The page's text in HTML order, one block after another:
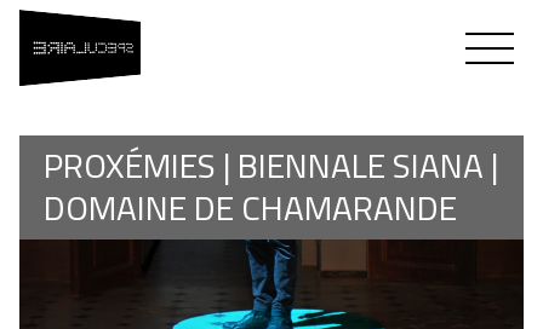
SPÉCULAIRE
PROXÉMIES | BIENNALE SIANA |
DOMAINE DE CHAMARANDE